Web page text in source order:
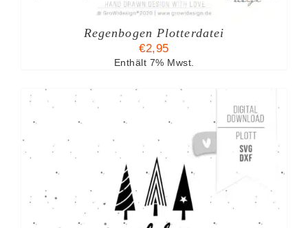
Regenbogen Plotterdatei
€2,95
Enthält 7% Mwst.